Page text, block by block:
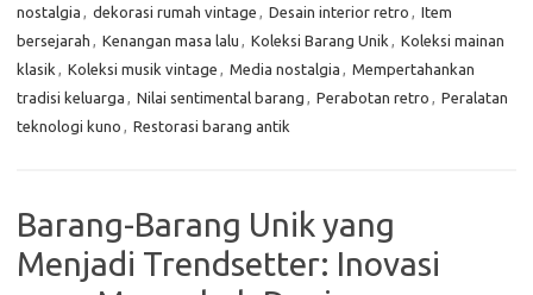
nostalgia , dekorasi rumah vintage , Desain interior retro , Item
bersejarah , Kenangan masa lalu , Koleksi Barang Unik , Koleksi mainan
klasik , Koleksi musik vintage , Media nostalgia , Mempertahankan
tradisi keluarga , Nilai sentimental barang , Perabotan retro , Peralatan
teknologi kuno , Restorasi barang antik
Barang-Barang Unik yang
Menjadi Trendsetter: Inovasi